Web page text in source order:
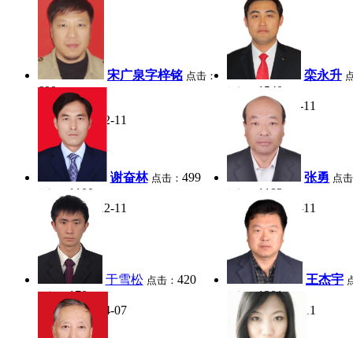
宋广泉字梓铭 点击：
699
好评：1089
日期：2014-12-11
栾永升
1540
日期：2014-12-11
谢奋林 点击： 499
好评：1100
日期：2014-12-11
张勇 点
1183
日期：2014-12-11
于雪松 点击： 420
好评：170
日期：2015-04-07
王杰宇
好评： 1381
日期：2014-12-11